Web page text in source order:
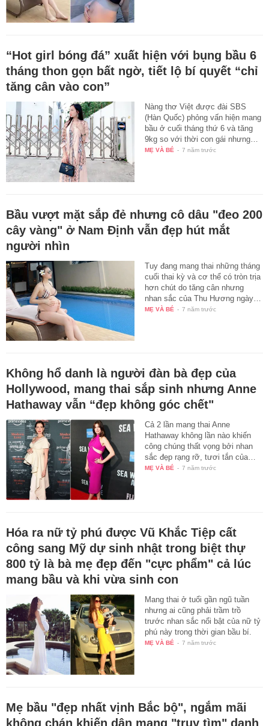
“Hot girl bóng đá” xuất hiện với bụng bầu 6
tháng thon gọn bất ngờ, tiết lộ bí quyết “chỉ
tăng cân vào con”
Nàng thơ Việt được đài SBS
(Hàn Quốc) phỏng vấn hiện mang
bầu ở cuối tháng thứ 6 và tăng
9kg so với thời con gái nhưng…
MẸ VÀ BÉ - 7 năm trước
Bầu vượt mặt sắp đẻ nhưng cô dâu "đeo 200
cây vàng" ở Nam Định vẫn đẹp hút mắt
người nhìn
Tuy đang mang thai những tháng
cuối thai kỳ và cơ thể có tròn trịa
hơn chút do tăng cân nhưng
nhan sắc của Thu Hương ngày…
MẸ VÀ BÉ - 7 năm trước
Không hổ danh là người đàn bà đẹp của
Hollywood, mang thai sắp sinh nhưng Anne
Hathaway vẫn “đẹp không góc chết"
Cả 2 lần mang thai Anne
Hathaway không lần nào khiến
công chúng thất vọng bởi nhan
sắc đẹp rạng rỡ, tươi tắn của…
MẸ VÀ BÉ - 7 năm trước
Hóa ra nữ tỷ phú được Vũ Khắc Tiệp cất
công sang Mỹ dự sinh nhật trong biệt thự
800 tỷ là bà mẹ đẹp đến "cực phẩm" cả lúc
mang bầu và khi vừa sinh con
Mang thai ở tuổi gần ngũ tuần
nhưng ai cũng phải trầm trồ
trước nhan sắc nổi bật của nữ tỷ
phú này trong thời gian bầu bí.
MẸ VÀ BÉ - 7 năm trước
Mẹ bầu "đẹp nhất vịnh Bắc bộ", ngắm mãi
không chán khiến dân mạng "truy tìm" danh